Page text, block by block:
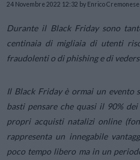
24 Novembre 2022 12:32 by Enrico Cremonese
Durante il Black Fridaysono
centinaia di migliaia di utenti
fraudolenti o di phishing e di
Il Black Fridayè ormai un evento
basti pensare che quasi il 90%
propri acquisti natalizi online
rappresenta un innegabile
poco tempo libero ma in un